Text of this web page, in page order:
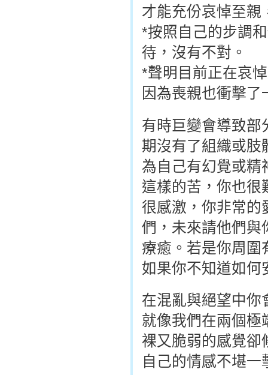
才能充份哀悼至親
*按照自己的步調
待，沒有不對。
*聲明目前正在哀
因為喪親也衝擊
有時巨變會導致部
期沒有了組織或肢
為自己有幻覺或精
這樣的苦，你也很
很感激，你非常的
們，未來請他們與
療癒。若是你周圍
如果你不知道如何
在混亂與絕望中你
就像我們在兩個極
裸又脆弱的感覺卻
自己的情感不堪